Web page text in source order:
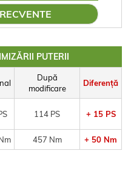
PUTERII
După
modificare
Diferență
114 PS + 15 PS
457 Nm + 50 Nm